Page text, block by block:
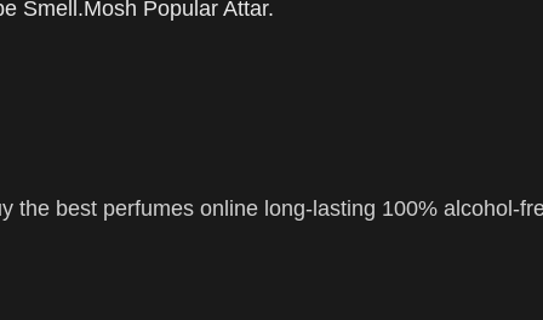
best perfumes online long-lasting 100% alcohol-